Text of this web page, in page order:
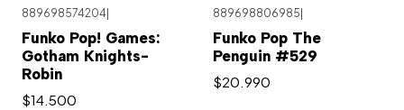
889698574204
Funko Pop! Games:
Gotham Knights-
Robin
$14.500
889698806985
Funko Pop The
Penguin #529
$20.990